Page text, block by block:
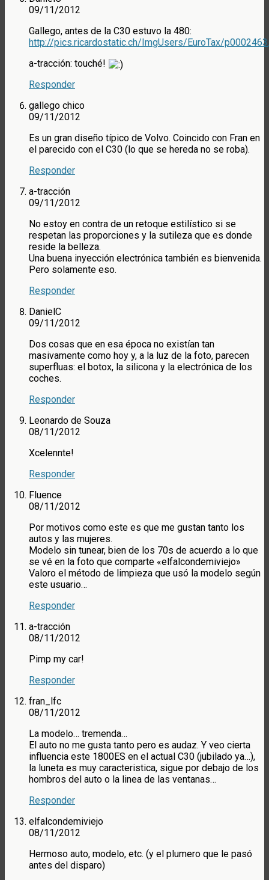
09/11/2012
Gallego, antes de la C30 estuvo la 480:
http://pics.ricardostatic.ch/ImgUsers/EuroTax/
a-tracción: touché!
Responder
gallego chico
09/11/2012
Es un gran diseño típico de Volvo. Coincido con Fran en
el parecido con el C30 (lo que se hereda no se roba).
Responder
a-tracción
09/11/2012
No estoy en contra de un retoque estilístico si se
respetan las proporciones y la sutileza que es donde
reside la belleza.
Una buena inyección electrónica también es bienvenida.
Pero solamente eso.
Responder
DanielC
09/11/2012
Dos cosas que en esa época no existían tan
masivamente como hoy y, a la luz de la foto, parecen
superfluas: el botox, la silicona y la electrónica de los
coches.
Responder
Leonardo de Souza
08/11/2012
Xcelennte!
Responder
Fluence
08/11/2012
Por motivos como este es que me gustan tanto los
autos y las mujeres.
Modelo sin tunear, bien de los 70s de acuerdo a lo que
se vé en la foto que comparte «elfalcondemiviejo»
Valoro el método de limpieza que usó la modelo según
este usuario…
Responder
a-tracción
08/11/2012
Pimp my car!
Responder
fran_lfc
08/11/2012
La modelo… tremenda…
El auto no me gusta tanto pero es audaz. Y veo cierta
influencia este 1800ES en el actual C30 (jubilado ya…),
la luneta es muy caracteristica, sigue por debajo de los
hombros del auto o la linea de las ventanas…
Responder
elfalcondemiviejo
08/11/2012
Hermoso auto, modelo, etc. (y el plumero que le pasó
antes del disparo)